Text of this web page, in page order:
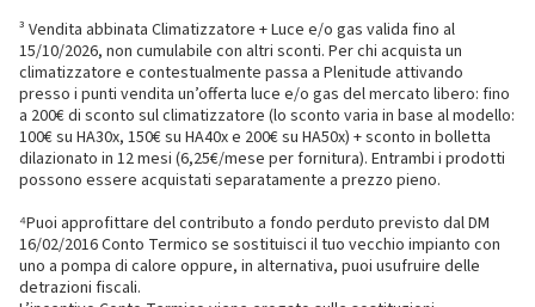
³ Vendita abbinata Climatizzatore + Luce e/o gas valida fino al
15/10/2026, non cumulabile con altri sconti. Per chi acquista un
climatizzatore e contestualmente passa a Plenitude attivando
presso i punti vendita un’offerta luce e/o gas del mercato libero: fino
a 200€ di sconto sul climatizzatore (lo sconto varia in base al modello:
100€ su HA30x, 150€ su HA40x e 200€ su HA50x) + sconto in bolletta
dilazionato in 12 mesi (6,25€/mese per fornitura). Entrambi i prodotti
possono essere acquistati separatamente a prezzo pieno.
⁴Puoi approfittare del contributo a fondo perduto previsto dal DM
16/02/2016 Conto Termico se sostituisci il tuo vecchio impianto con
uno a pompa di calore oppure, in alternativa, puoi usufruire delle
detrazioni fiscali.